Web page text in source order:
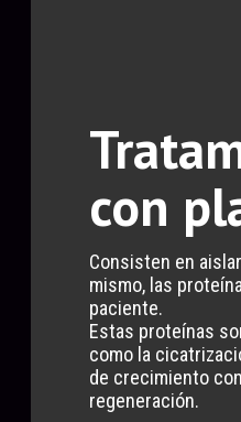
con
Consisten en
mismo, las
paciente.
Estas proteínas
como la
de crecimiento
regeneración.